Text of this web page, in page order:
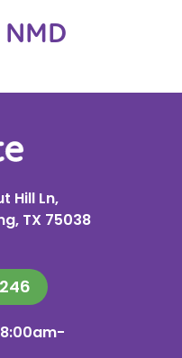
Hill Ln,
TX 75038